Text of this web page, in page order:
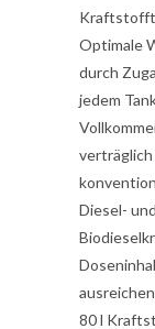
Optimale
durch
jedem
verträglich
Diesel- und
80 l